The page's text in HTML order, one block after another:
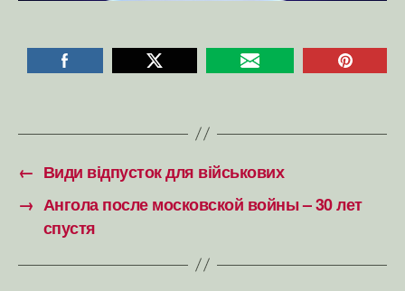
← Види відпусток для військових
→ Ангола после московской войны – 30 лет
спустя